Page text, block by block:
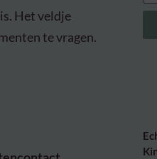
Het veldje
te vragen.